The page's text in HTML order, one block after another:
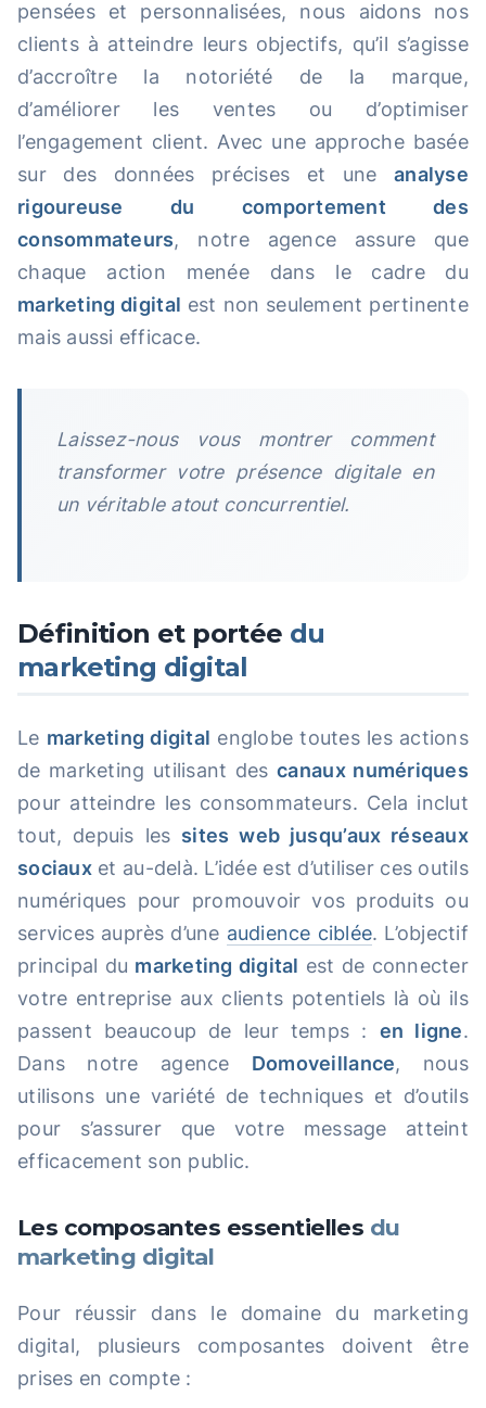
pensées et personnalisées, nous aidons nos
clients à atteindre leurs objectifs, qu’il s’agisse
d’accroître la notoriété de la marque,
d’améliorer les ventes ou d’optimiser
l’engagement client. Avec une approche basée
sur des données précises et uneanalyse
rigoureuse du comportement des
consommateurs, notre agence assure que
chaque action menée dans le cadre du
marketing digital est non seulement pertinente
mais aussi efficace.
Laissez-nous vous montrer comment
transformer votre présence digitale en
un véritable atout concurrentiel.
Définition et portée du
marketing digital
Le marketing digital englobe toutes les actions
de marketing utilisant descanaux numériques
pour atteindre les consommateurs. Cela inclut
tout, depuis les sites web jusqu’aux réseaux
sociauxet au-delà. L’idée est d’utiliser ces outils
numériques pour promouvoir vos produits ou
services auprès d’une audience ciblée. L’objectif
principal du marketing digital est de connecter
votre entreprise aux clients potentiels là où ils
passent beaucoup de leur temps : en ligne.
Dans notre agence Domoveillance, nous
utilisons une variété de techniques et d’outils
pour s’assurer que votre message atteint
efficacement son public.
Les composantes essentielles du
marketing digital
Pour réussir dans le domaine du marketing
digital, plusieurs composantes doivent être
prises en compte :